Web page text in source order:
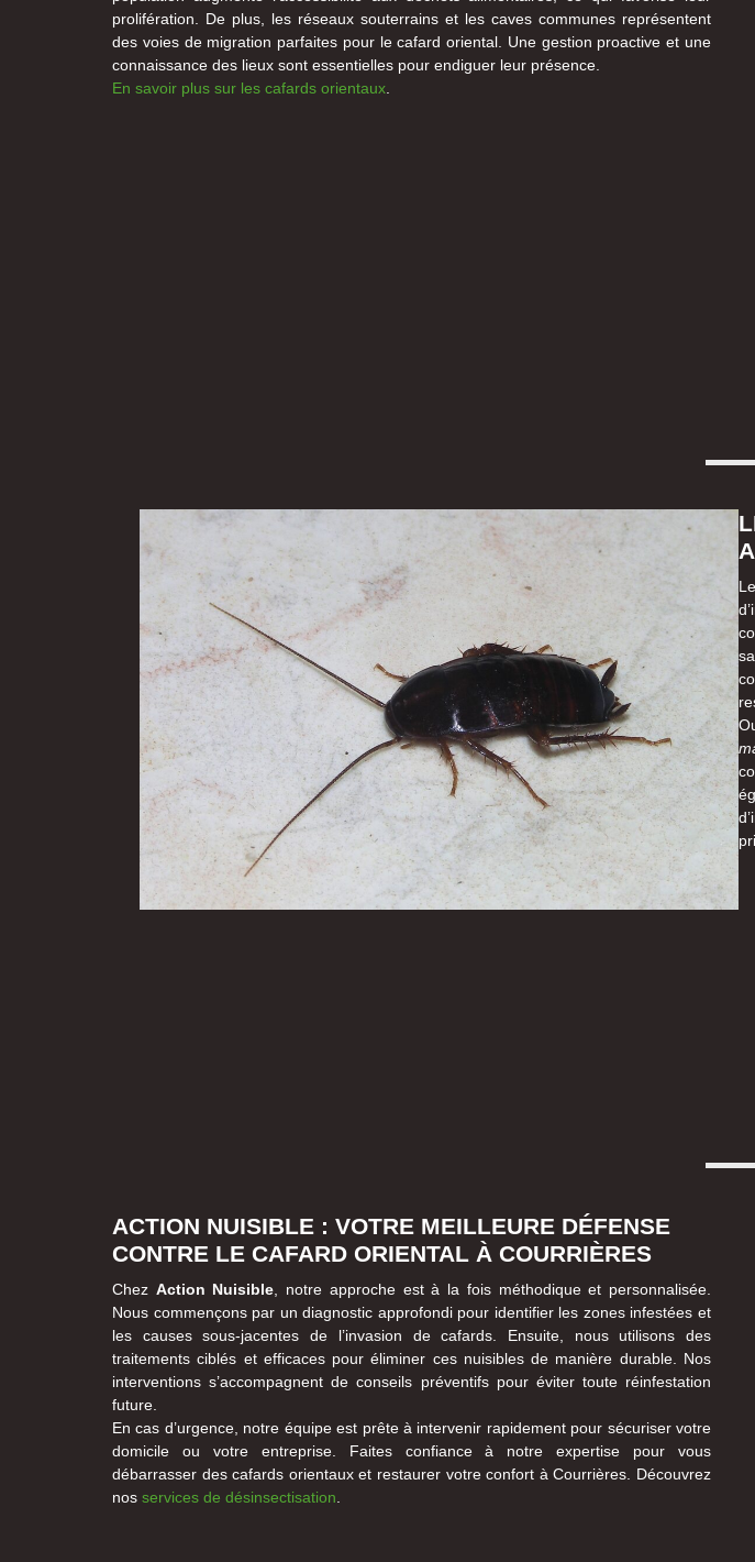
prolifération. De plus, les réseaux souterrains et les caves communes représentent
des voies de migration parfaites pour le cafard oriental. Une gestion proactive et une
connaissance des lieux sont essentielles pour endiguer leur présence.
En savoir plus sur les cafards orientaux.
ACTION NUISIBLE : VOTRE MEILLEURE DÉFENSE
CONTRE LE CAFARD ORIENTAL À COURRIÈRES
Chez Action Nuisible , notre approche est à la fois méthodique et personnalisée.
Nous commençons par un diagnostic approfondi pour identifier les zones infestées et
les causes sous-jacentes de l’invasion de cafards. Ensuite, nous utilisons des
traitements ciblés et efficaces pour éliminer ces nuisibles de manière durable. Nos
interventions s’accompagnent de conseils préventifs pour éviter toute réinfestation
future.
En cas d’urgence, notre équipe est prête à intervenir rapidement pour sécuriser votre
domicile ou votre entreprise. Faites confiance à notre expertise pour vous
débarrasser des cafards orientaux et restaurer votre confort à Courrières. Découvrez
nos services de désinsectisation